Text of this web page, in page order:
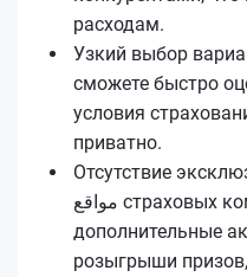
расходам.
Узкий выбор
сможете быстро
условия
приватно.
Отсутствие
مواقع страховых компаний редко встречаются
дополнительные
розыгрыши